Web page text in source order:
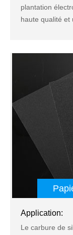
plantation
haute qualité et
Application:
Le carbure de